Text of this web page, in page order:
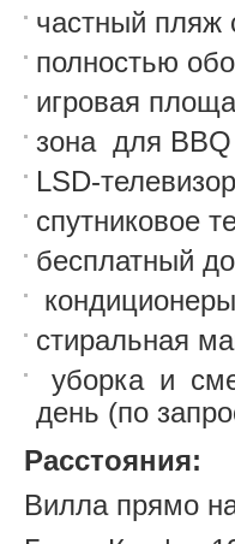
частный пляж
полностью
игровая
зона для BBQ
LSD-
спутниковое
бесплатный
кондиционеры
стиральная
уборка и
день (по
Расстояния:
Вилла прямо